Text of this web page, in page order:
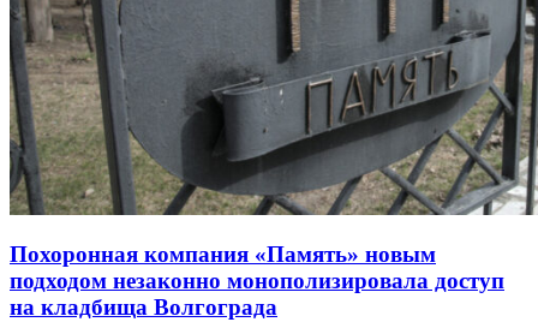
Похоронная компания «Память» новым
подходом незаконно монополизировала доступ
на кладбища Волгограда